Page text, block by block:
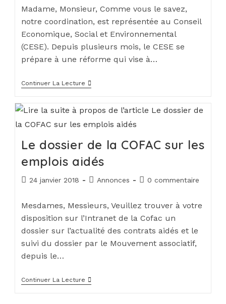
Madame, Monsieur, Comme vous le savez,
notre coordination, est représentée au Conseil
Economique, Social et Environnemental
(CESE). Depuis plusieurs mois, le CESE se
prépare à une réforme qui vise à…
Continuer La Lecture
Le dossier de la COFAC sur les
emplois aidés
24 janvier 2018 Annonces 0 commentaire
Mesdames, Messieurs, Veuillez trouver à votre
disposition sur l’Intranet de la Cofac un
dossier sur l’actualité des contrats aidés et le
suivi du dossier par le Mouvement associatif,
depuis le…
Continuer La Lecture